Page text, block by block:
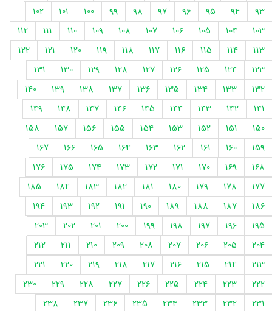
93
94
95
96
97
98
99
100
101
102
103
104
105
106
107
108
109
110
111
112
113
114
115
116
117
118
119
120
121
122
123
124
125
126
127
128
129
130
131
132
133
134
135
136
137
138
139
140
141
142
143
144
145
146
147
148
149
150
151
152
153
154
155
156
157
158
159
160
161
162
163
164
165
166
167
168
169
170
171
172
173
174
175
176
177
178
179
180
181
182
183
184
185
186
187
188
189
190
191
192
193
194
195
196
197
198
199
200
201
202
203
204
205
206
207
208
209
210
211
212
213
214
215
216
217
218
219
220
221
222
223
224
225
226
227
228
229
230
231
232
233
234
235
236
237
238